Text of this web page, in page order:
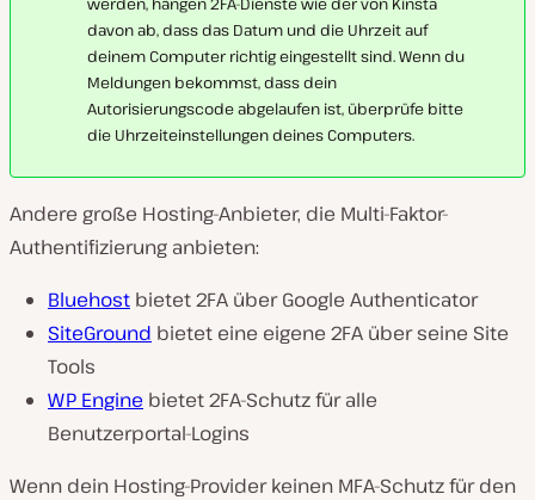
davon ab, dass das Datum und die Uhrzeit auf
deinem Computer richtig eingestellt sind. Wenn du
Meldungen bekommst, dass dein
Autorisierungscode abgelaufen ist, überprüfe bitte
die Uhrzeiteinstellungen deines Computers.
Andere große Hosting-Anbieter, die Multi-Faktor-
Authentifizierung anbieten:
Bluehost bietet 2FA über Google Authenticator
SiteGround bietet eine eigene 2FA über seine Site
Tools
WP Engine bietet 2FA-Schutz für alle
Benutzerportal-Logins
Wenn dein Hosting-Provider keinen MFA-Schutz für den